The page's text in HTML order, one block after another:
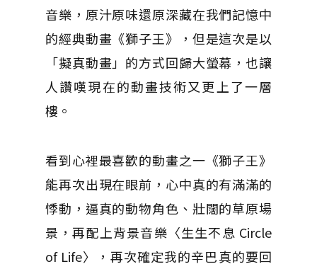
音樂，原汁原味還原深藏在我們記憶中
的經典動畫《獅子王》，但是這次是以
「擬真動畫」的方式回歸大螢幕，也讓
人讚嘆現在的動畫技術又更上了一層
樓。
看到心裡最喜歡的動畫之一《獅子王》
能再次出現在眼前，心中真的有滿滿的
悸動，逼真的動物角色、壯闊的草原場
景，再配上背景音樂〈生生不息 Circle
of Life〉，再次確定我的辛巴真的要回